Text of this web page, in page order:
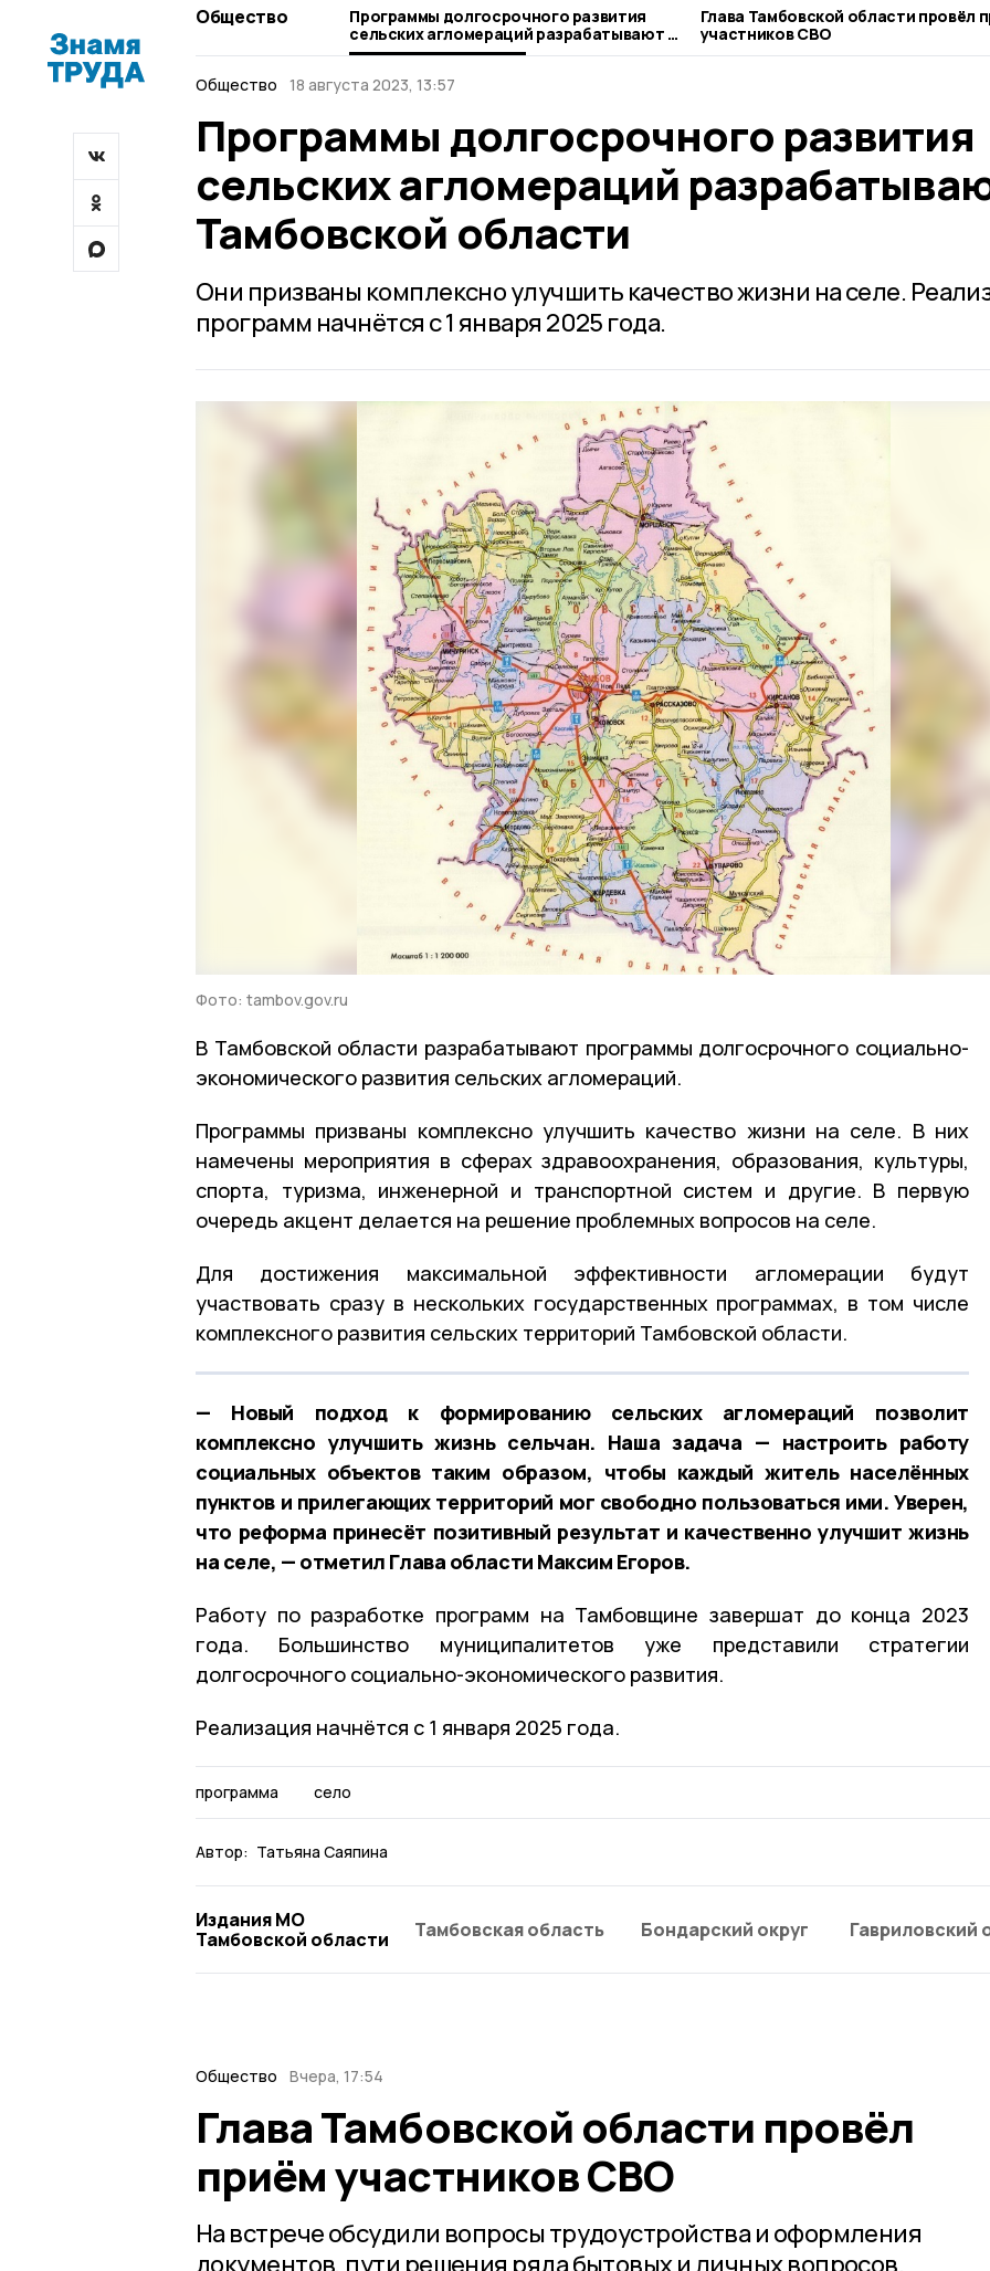
Общество
Программы долгосрочного развития
сельских агломераций разрабатывают в
Тамбовской области
Глава Тамбовской области провёл
участников СВО
Общество 18 августа 2023, 13:57
Программы долгосрочного развития
сельских агломераций
Тамбовской области
Они призваны комплексно улучшить качество жизни на селе.
программ начнётся с 1 января 2025 года.
Фото: tambov.gov.ru
В Тамбовской области разрабатывают программы долгосрочного социально-
экономического развития сельских агломераций.
Программы призваны комплексно улучшить качество жизни на селе. В них
намечены мероприятия в сферах здравоохранения, образования, культуры,
спорта, туризма, инженерной и транспортной систем и другие. В первую
очередь акцент делается на решение проблемных вопросов на селе.
Для достижения максимальной эффективности агломерации будут
участвовать сразу в нескольких государственных программах, в том числе
комплексного развития сельских территорий Тамбовской области.
— Новый подход к формированию сельских агломераций позволит
комплексно улучшить жизнь сельчан. Наша задача — настроить работу
социальных объектов таким образом, чтобы каждый житель населённых
пунктов и прилегающих территорий мог свободно пользоваться ими. Уверен,
что реформа принесёт позитивный результат и качественно улучшит жизнь
на селе, — отметил Глава области Максим Егоров.
Работу по разработке программ на Тамбовщине завершат до конца 2023
года. Большинство муниципалитетов уже представили стратегии
долгосрочного социально-экономического развития.
Реализация начнётся с 1 января 2025 года.
программа село
Автор: Татьяна Саяпина
Издания МО
Тамбовской области
Тамбовская область Бондарский округ Гавриловский
Общество Вчера, 17:54
Глава Тамбовской области провёл
приём участников СВО
На встрече обсудили вопросы трудоустройства и оформления